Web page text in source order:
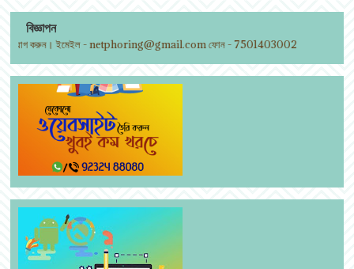
বিজ্ঞাপন
করুন। ইমেইল - netphoring@gmail.com ফোন - 7501403002